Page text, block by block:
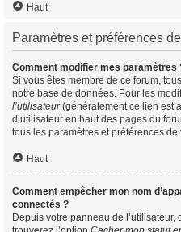
Haut
Paramètres et préférences
Comment modifier mes paramètres
Si vous êtes membre de ce forum,
notre base de données. Pour les
l’utilisateur(généralement ce lien est
d’utilisateur en haut des pages du
tous les paramètres et préférences de
Haut
Comment empêcher mon nom
connectés ?
Depuis votre panneau de